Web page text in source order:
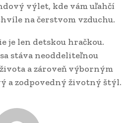
výlet, kde vám uľahčí
na čerstvom vzduchu.
je len detskou hračkou.
sa stáva neoddeliteľnou
a zároveň výborným
a zodpovedný životný štýl.